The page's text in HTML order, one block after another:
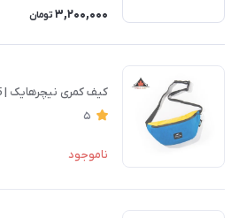
3,200,000 تومان
کیف کمری نیچرهایک | NH19BB085
5
ناموجود